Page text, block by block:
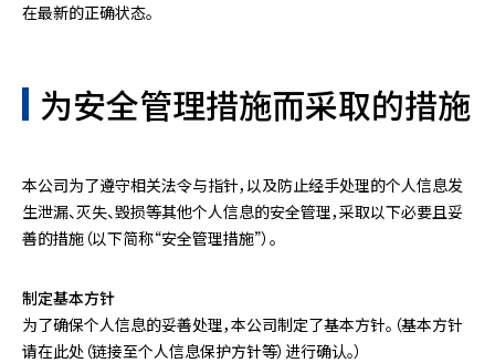
在最新的正确状态。
为安全管理措施而采取的措施
本公司为了遵守相关法令与指针，以及防止经手处理的个人信息发
生泄漏、灭失、毁损等其他个人信息的安全管理，采取以下必要且妥
善的措施（以下简称“安全管理措施”）。
制定基本方针
为了确保个人信息的妥善处理，本公司制定了基本方针。（基本方针
请在此处（链接至个人信息保护方针等）进行确认。）